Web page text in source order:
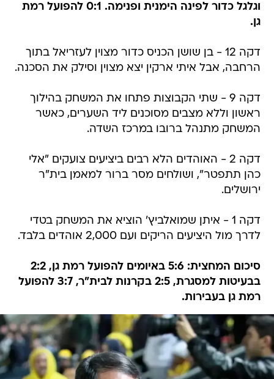
וגלגל כדור לפינה הימנית ופנימה. 0:1 להפועל רמת
גן.
דקה 12 - בן שושן הכניס כדור מצוין לעזריאל בתוך
הרחבה, אבל איתי ארקין יצא מצוין וסילק את הסכנה.
דקה 9 - שתי הקבוצות פתחו את המשחק בהילוך
ראשון וללא מצבים מסוכנים ליד השערים, כאשר
המשחק מתנהל ברובו במרכז השדה.
דקה 2 - האוהדים הלא רבים ביציעים צועקים "אלי
כהן תתפטר", ושולחים מסר ברור למאמן בית"ר
ירושלים.
דקה 1 - איתן שמואלביץ' הוציא את המשחק בטדי
לדרך מול היציעים הריקים ועם 2,000 אוהדים בלבד.
סיכום המחצית: 5:6 באיומים להפועל רמת גן, 2:2
בבעיטות למסגרת, 2:5 בקרנות לבית"ר, 3:7 להפועל
רמת גן בעבירות.